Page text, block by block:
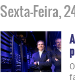
Sexta-Feira,